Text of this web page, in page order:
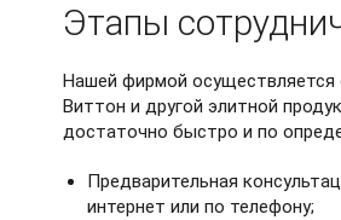
Этапы
Нашей фирмой осуществляется
Виттон и другой элитной
достаточно быстро и по
Предварительная
интернет или по телефону;